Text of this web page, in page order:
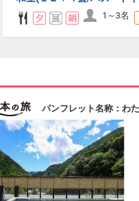
1～3名
パンフレット名称：